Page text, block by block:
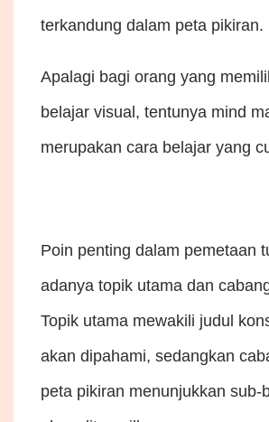
terkandung dalam peta pikiran.
Apalagi bagi orang yang
belajar visual, tentunya mind
merupakan cara belajar yang
Poin penting dalam pemetaan
adanya topik utama dan
Topik utama mewakili judul
akan dipahami, sedangkan
peta pikiran menunjukkan sub-